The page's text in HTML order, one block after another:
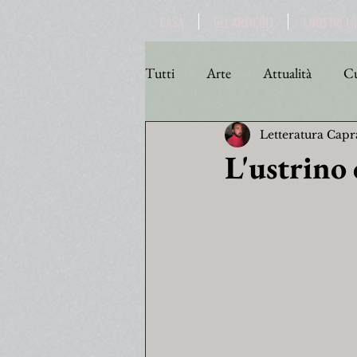
Tutti Arte Attualità
Personaggi Poesia
L'ustrino
Letteratura